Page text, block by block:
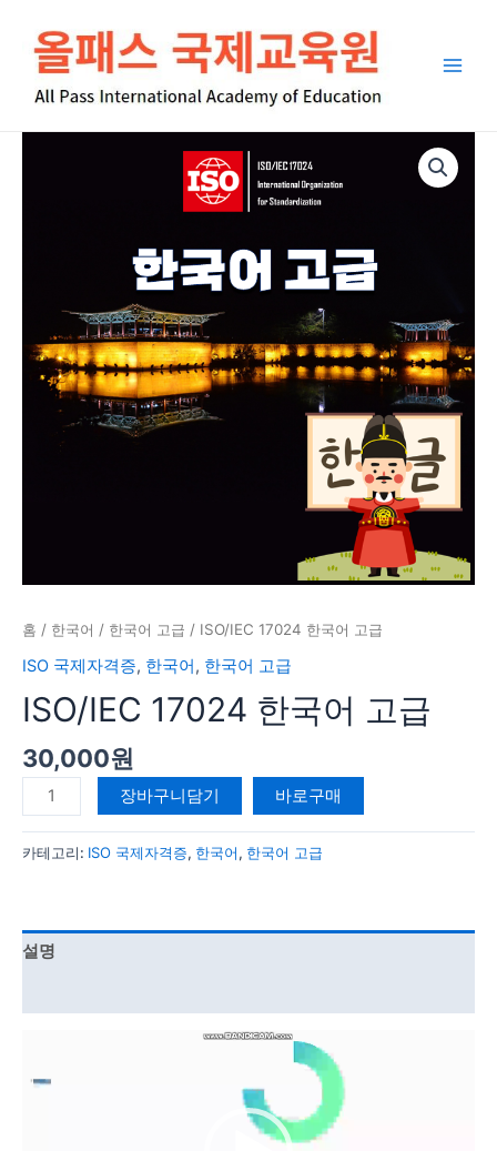
홈 / 한국어 / 한국어 고급 / ISO/IEC 17024 한국어 고급
ISO 국제자격증, 한국어, 한국어 고급
ISO/IEC 17024 한국어 고급
30,000원
량
장바구니담기 바로구매
카테고리: ISO 국제자격증, 한국어, 한국어 고급
설명
상